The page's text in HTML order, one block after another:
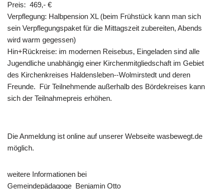
Preis: 469,­‐ €
Verpflegung: Halbpension XL (beim Frühstück kann man sich
sein Verpflegungspaket für die Mittagszeit zubereiten, Abends
wird warm gegessen)
Hin+Rückreise: im modernen Reisebus, Eingeladen sind alle
Jugendliche unabhängig einer Kirchenmitgliedschaft im Gebiet
des Kirchenkreises Haldensleben-­‐Wolmirstedt und deren
Freunde. Für Teilnehmende außerhalb des Bördekreises kann
sich der Teilnahmepreis erhöhen.
Die Anmeldung ist online auf unserer Webseite wasbewegt.de
möglich.
weitere Informationen bei
Gemeindepädagoge Benjamin Otto